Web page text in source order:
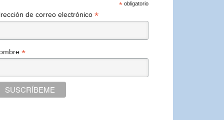
* obligatorio
de correo electrónico *
*